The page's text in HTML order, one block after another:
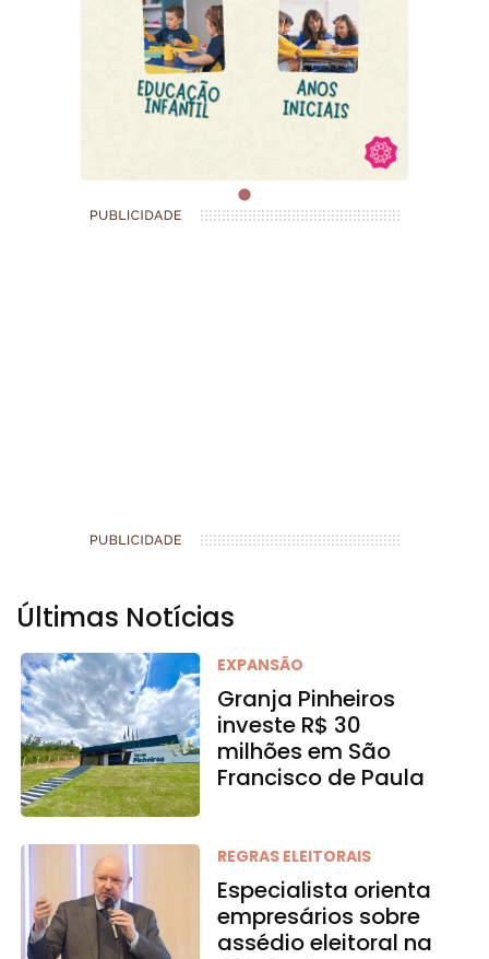
Últimas Notícias
EXPANSÃO
Granja Pinheiros
investe R$ 30
milhões em São
Francisco de Paula
REGRAS ELEITORAIS
Especialista orienta
empresários sobre
assédio eleitoral na